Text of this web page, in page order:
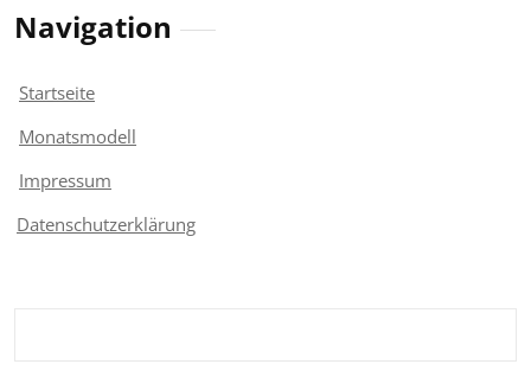
Navigation
Startseite
Monatsmodell
Impressum
Datenschutzerklärung